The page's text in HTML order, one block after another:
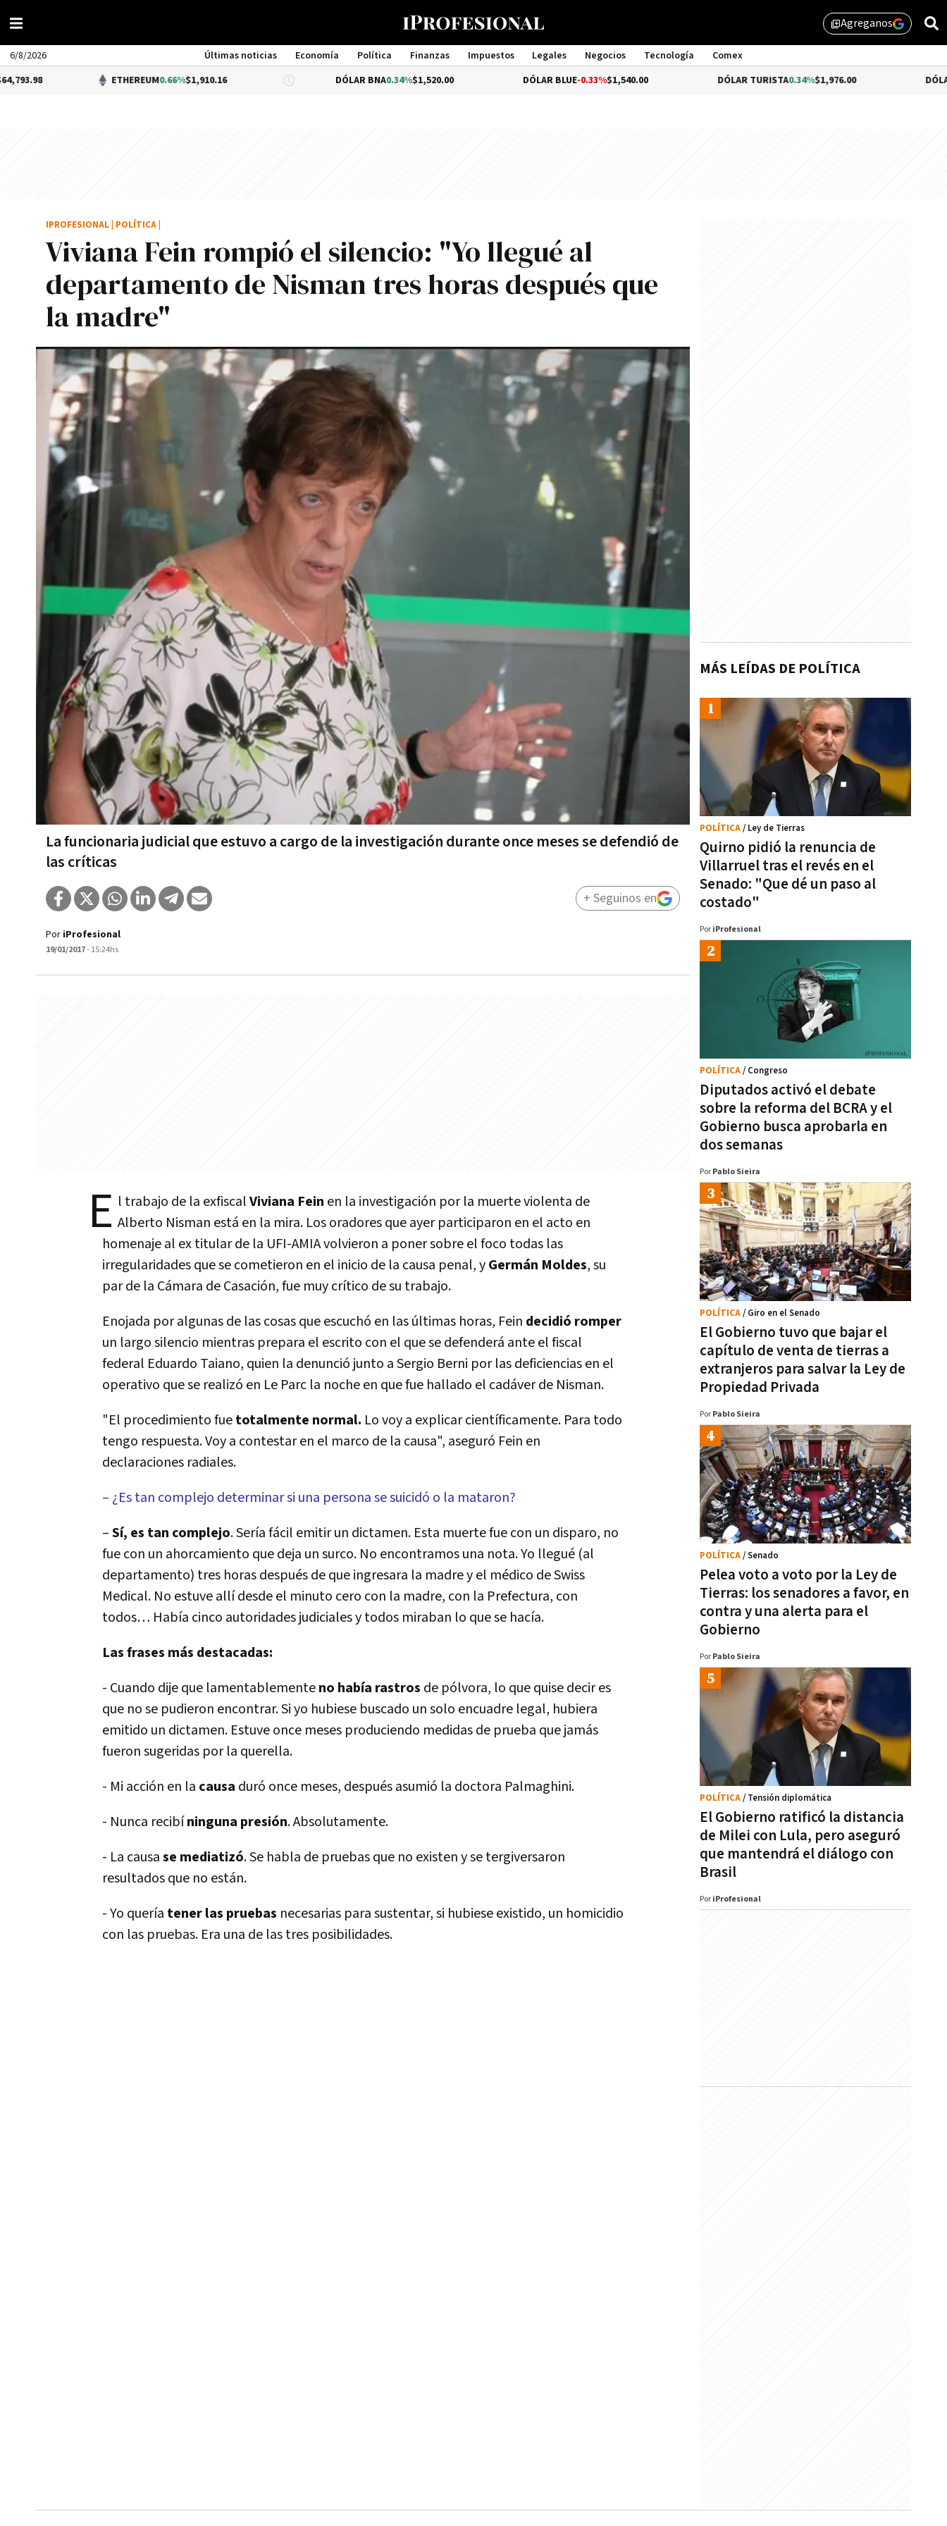
library_addAgreganos
6/8/2026 Últimas noticias Economía Política Finanzas Impuestos Legales Negocios Tecnología
Comex
Management
ETHEREUM 0.66%$1,910.16 DÓLAR BNA 0.34%$1,520.00 DÓLAR BLUE-0.33% $1,540.00 DÓLAR TURISTA0.34%$1,976.00
Viviana Fein rompió el silencio: "Yo llegué al
departamento de Nisman tres horas después que
la madre"
La funcionaria judicial que estuvo a cargo de la investigación durante once meses se defendió de
las críticas
IPROFESIONAL POLÍTICA
Por iProfesional
19/01/2017- 15:24hs
+ Seguinos en
E l trabajo de la exfiscalViviana Fein en la investigación por la muerte violenta de
Alberto Nisman está en la mira. Los oradores que ayer participaron en el acto en
homenaje al ex titular de la UFI-AMIA volvieron a poner sobre el foco todas las
irregularidades que se cometieron en el inicio de la causa penal, yGermán Moldes, su
par de la Cámara de Casación, fue muy crítico de su trabajo.
Enojada por algunas de las cosas que escuchó en las últimas horas, Fein decidió romper
un largo silencio mientras prepara el escrito con el que se defenderá ante el fiscal
federal Eduardo Taiano, quien la denunció junto a Sergio Berni por las deficiencias en el
operativo que se realizó en Le Parc la noche en que fue hallado el cadáver de Nisman.
"El procedimiento fuetotalmente normal. Lo voy a explicar científicamente. Para todo
tengo respuesta. Voy a contestar en el marco de la causa", aseguró Fein en
declaraciones radiales.
– ¿Es tan complejo determinar si una persona se suicidó o la mataron?
–Sí, es tan complejo. Sería fácil emitir un dictamen. Esta muerte fue con un disparo, no
fue con un ahorcamiento que deja un surco. No encontramos una nota. Yo llegué (al
departamento) tres horas después de que ingresara la madre y el médico de Swiss
Medical. No estuve allí desde el minuto cero con la madre, con la Prefectura, con
todos… Había cinco autoridades judiciales y todos miraban lo que se hacía.
Las frases más destacadas:
- Cuando dije que lamentablementeno había rastros de pólvora, lo que quise decir es
que no se pudieron encontrar. Si yo hubiese buscado un solo encuadre legal, hubiera
emitido un dictamen. Estuve once meses produciendo medidas de prueba que jamás
fueron sugeridas por la querella.
- Mi acción en la causa duró once meses, después asumió la doctora Palmaghini.
- Nunca recibíninguna presión. Absolutamente.
- La causase mediatizó. Se habla de pruebas que no existen y se tergiversaron
resultados que no están.
- Yo quería tener las pruebas necesarias para sustentar, si hubiese existido, un homicidio
con las pruebas. Era una de las tres posibilidades.
MÁS LEÍDAS DE POLÍTICA
Quirno pidió la renuncia de
Villarruel tras el revés en el
Senado: "Que dé un paso al
costado"
POLÍTICA/ Ley de Tierras
Por iProfesional
Diputados activó el debate
sobre la reforma del BCRA y el
Gobierno busca aprobarla en
dos semanas
POLÍTICA/ Congreso
Por Pablo Sieira
El Gobierno tuvo que bajar el
capítulo de venta de tierras a
extranjeros para salvar la Ley de
Propiedad Privada
POLÍTICA/ Giro en el Senado
Por Pablo Sieira
Pelea voto a voto por la Ley de
Tierras: los senadores a favor, en
contra y una alerta para el
Gobierno
POLÍTICA/ Senado
Por Pablo Sieira
El Gobierno ratificó la distancia
de Milei con Lula, pero aseguró
que mantendrá el diálogo con
Brasil
POLÍTICA/ Tensión diplomática
Por iProfesional